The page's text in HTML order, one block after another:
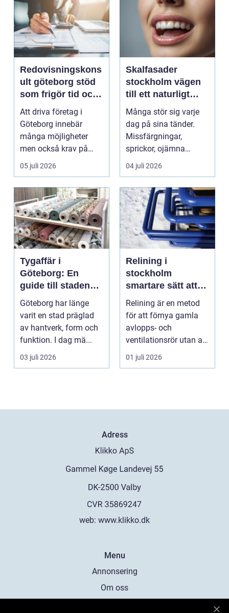
Redovisningskons
ult göteborg stöd
som frigör tid och
skapar kontroll
Att driva företag i
Göteborg innebär
många möjligheter
men också krav på
ordning i ekonomin.
För må...
05 juli 2026
Skalfasader
stockholm vägen
till ett naturligt
vackert leende
Många stör sig varje
dag på sina tänder.
Missfärgningar,
sprickor, ojämna
kanter eller en sned
tandr...
04 juli 2026
Tygaffär i
Göteborg: En
guide till stadens
textila möjligheter
Göteborg har länge
varit en stad präglad
av hantverk, form och
funktion. I dag mä...
03 juli 2026
Relining i
stockholm
smartare sätt att
förnya rören
Relining är en metod
för att förnya gamla
avlopps- och
ventilationsrör utan att
riva väggar och golv...
01 juli 2026
Adress
web: www.klikko.dk
Menu
Annonsering
Om oss